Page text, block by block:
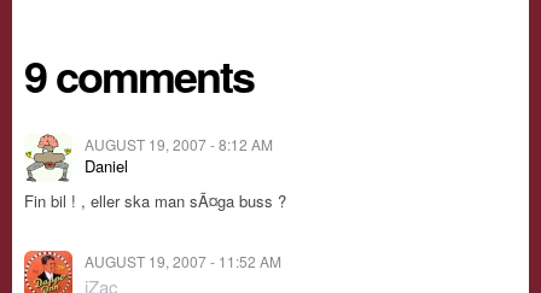
9 comments
AUGUST 19, 2007 - 8:12 AM
Daniel
Fin bil ! , eller ska man sÃ¤ga buss ?
AUGUST 19, 2007 - 11:52 AM
iZac